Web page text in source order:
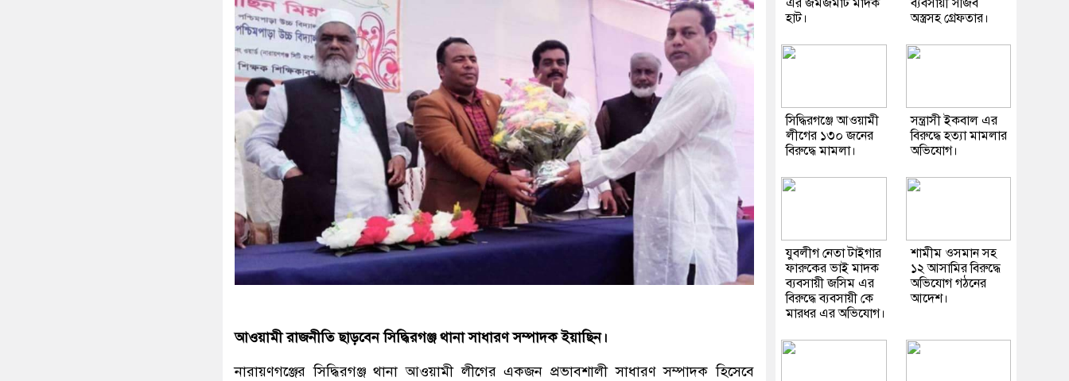
আওয়ামী রাজনীতি ছাড়বেন সিদ্ধিরগঞ্জ থানা সাধারণ সম্পাদক ইয়াছিন।
নারায়ণগঞ্জের সিদ্ধিরগঞ্জ থানা আওয়ামী লীগের একজন প্রভাবশালী সাধারণ সম্পাদক হিসেবে
এর জমজমাট মাদক
হাট।
ব্যবসায়ী সজিব
অস্ত্রসহ গ্রেফতার।
সিদ্ধিরগঞ্জে আওয়ামী
লীগের ১৩০ জনের
বিরুদ্ধে মামলা।
সন্ত্রাসী ইকবাল এর
বিরুদ্ধে হত্যা মামলার
অভিযোগ।
যুবলীগ নেতা টাইগার
ফারুকের ভাই মাদক
ব্যবসায়ী জসিম এর
বিরুদ্ধে ব্যবসায়ী কে
মারধর এর অভিযোগ।
শামীম ওসমান সহ
১২ আসামির বিরুদ্ধে
অভিযোগ গঠনের
আদেশ।